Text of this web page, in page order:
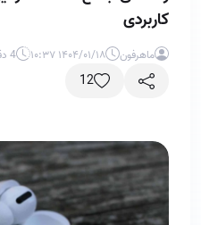
کاربردی
ماهرفون ۱۴۰۴/۰۱/۱۸ ۱۰:۳۷ 4 دقیقه مطالعه
12